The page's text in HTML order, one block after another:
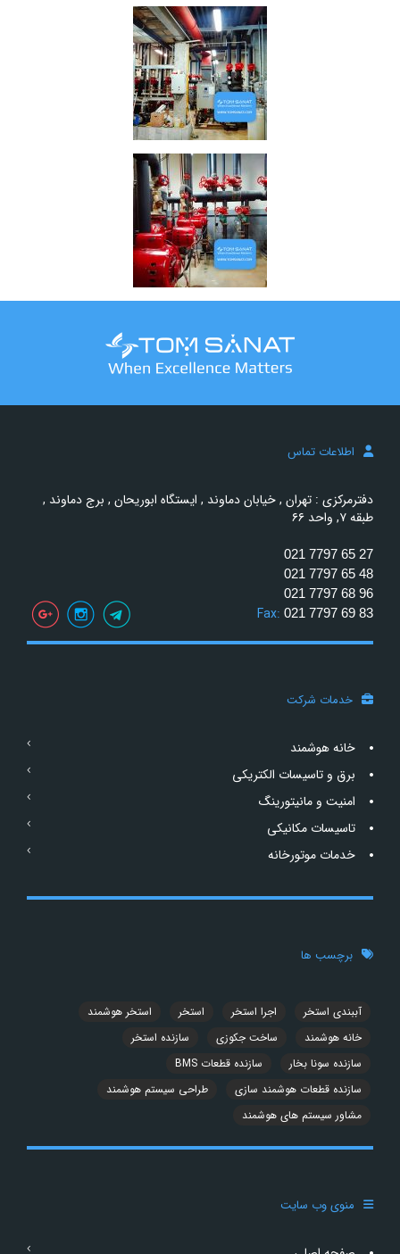
اطلاعات تماس
دفترمرکزی : تهران , خیابان دماوند , ایستگاه ابوریحان , برج دماوند ,
طبقه ۷, واحد ۶۶
021 7797 65 27
021 7797 65 48
021 7797 68 96
021 7797 69 83
Fax:
خدمات شرکت
خانه هوشمند
برق و تاسیسات الکتریکی
امنیت و مانیتورینگ
تاسیسات مکانیکی
خدمات موتورخانه
برچسب ها
آببندی استخر اجرا استخر استخر
استخر هوشمند
خانه هوشمند
ساخت جکوزی
سازنده استخر
سازنده سونا بخار
سازنده قطعات BMS
سازنده قطعات هوشمند سازی
طراحی سیستم هوشمند
مشاور سیستم های هوشمند
منوی وب سایت